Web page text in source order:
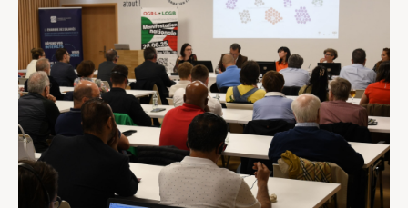
Mitglied werden
Aktuell